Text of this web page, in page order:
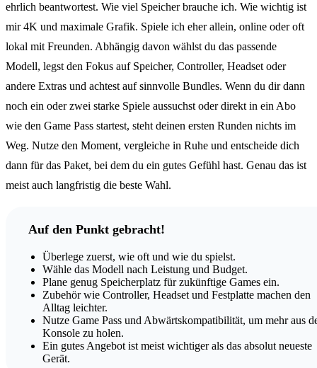
ehrlich beantwortest. Wie viel Speicher brauche ich. Wie wichtig ist
mir 4K und maximale Grafik. Spiele ich eher allein, online oder oft
lokal mit Freunden. Abhängig davon wählst du das passende
Modell, legst den Fokus auf Speicher, Controller, Headset oder
andere Extras und achtest auf sinnvolle Bundles. Wenn du dir dann
noch ein oder zwei starke Spiele aussuchst oder direkt in ein Abo
wie den Game Pass startest, steht deinen ersten Runden nichts im
Weg. Nutze den Moment, vergleiche in Ruhe und entscheide dich
dann für das Paket, bei dem du ein gutes Gefühl hast. Genau das ist
meist auch langfristig die beste Wahl.
Auf den Punkt gebracht!
Überlege zuerst, wie oft und wie du spielst.
Wähle das Modell nach Leistung und Budget.
Plane genug Speicherplatz für zukünftige Games ein.
Zubehör wie Controller, Headset und Festplatte machen den
Alltag leichter.
Nutze Game Pass und Abwärtskompatibilität, um mehr aus
Konsole zu holen.
Ein gutes Angebot ist meist wichtiger als das absolut neueste
Gerät.